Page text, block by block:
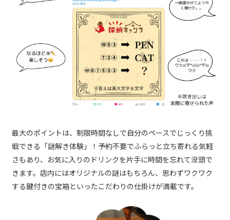
最大のポイントは、制限時間なしで自分のペースでじっくり挑
戦できる「謎解き体験」！予約不要でふらっと立ち寄れる気軽
さもあり、お気に入りのドリンクを片手に時間を忘れて没頭で
きます。店内にはオリジナルの謎はもちろん、思わずワクワク
する鍵付きの宝箱といったこだわりの仕掛けが満載です。